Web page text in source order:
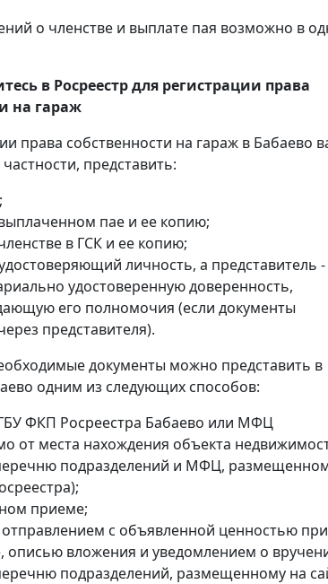
о членстве и выплате пая возможно в
в Росреестр для регистрации права
на гараж
права собственности на гараж в Бабаево
представить:
пае и ее копию;
в ГСК и ее копию;
личность, а представитель -
удостоверенную доверенность,
его полномочия (если документы
представителя).
документы можно представить в
одним из следующих способов:
ФКП Росреестра Бабаево или МФЦ
от места нахождения объекта
подразделений и МФЦ,
приеме;
с объявленной ценностью при
описью вложения и уведомлением о
подразделений, размещенному на